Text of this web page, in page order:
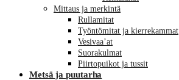
Mittaus ja merkintä
Rullamitat
Työntömitat ja kierrekammat
Vesivaa’at
Suorakulmat
Piirtopuikot ja tussit
Metsä ja puutarha